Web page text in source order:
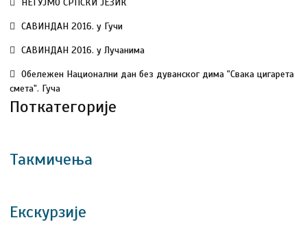
НЕГУЈМО СРПСКИ ЈЕЗИК
САВИНДАН 2016. у Гучи
САВИНДАН 2016. у Лучанима
Oбележен Национални дан без дуванског дима "Свака цигарета
смета". Гуча
Поткатегорије
Такмичења
Екскурзије